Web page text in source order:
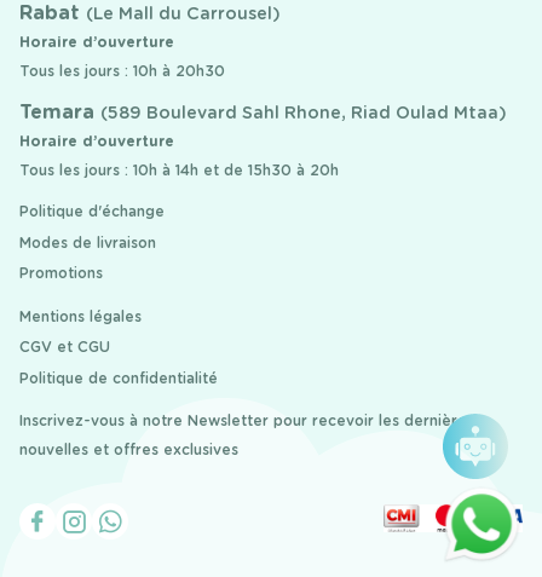
Rabat (Le Mall du Carrousel)
Horaire d’ouverture
Tous les jours : 10h à 20h30
Temara (589 Boulevard Sahl Rhone, Riad Oulad Mtaa)
Horaire d’ouverture
Tous les jours : 10h à 14h et de 15h30 à 20h
Politique d'échange
Modes de livraison
Promotions
Mentions légales
CGV et CGU
Politique de confidentialité
Inscrivez-vous à notre Newsletter pour recevoir les dernières
nouvelles et offres exclusives